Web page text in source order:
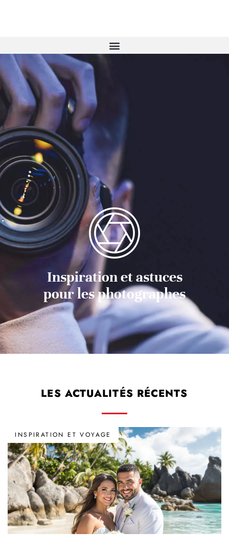
Inspiration et astuces
pour les photographes
LES ACTUALITÉS RÉCENTS
INSPIRATION ET VOYAGE